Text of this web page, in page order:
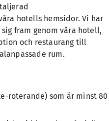
hotells hemsidor. Vi har
fram genom våra hotell,
och restaurang till
rum.
roterande) som är minst 80